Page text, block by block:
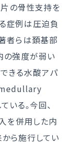
片の骨性支持を
症例は圧迫負
者らは頚基部
の強度が弱い
きる水酸アパ
いる。今回、
を併用した内
ら施行してい